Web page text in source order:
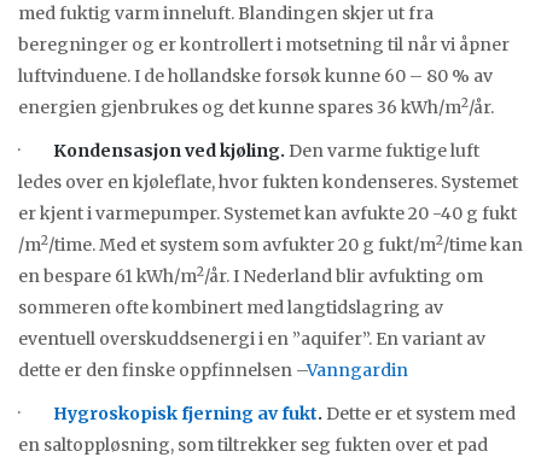
med fuktig varm inneluft. Blandingen skjer ut fra
beregninger og er kontrollert i motsetning til når vi åpner
luftvinduene. I de hollandske forsøk kunne 60 – 80 % av
energien gjenbrukes og det kunne spares 36 kWh/m2/år.
·
Kondensasjon ved kjøling. Den varme fuktige luft
ledes over en kjøleflate, hvor fukten kondenseres. Systemet
er kjent i varmepumper. Systemet kan avfukte 20 -40 g fukt
/m2/time. Med et system som avfukter 20 g fukt/m2/time kan
en bespare 61 kWh/m2/år. I Nederland blir avfukting om
sommeren ofte kombinert med langtidslagring av
eventuell overskuddsenergi i en ”aquifer”. En variant av
dette er den finske oppfinnelsen –Vanngardin
· Hygroskopisk fjerning av fukt. Dette er et system med
en saltoppløsning, som tiltrekker seg fukten over et pad